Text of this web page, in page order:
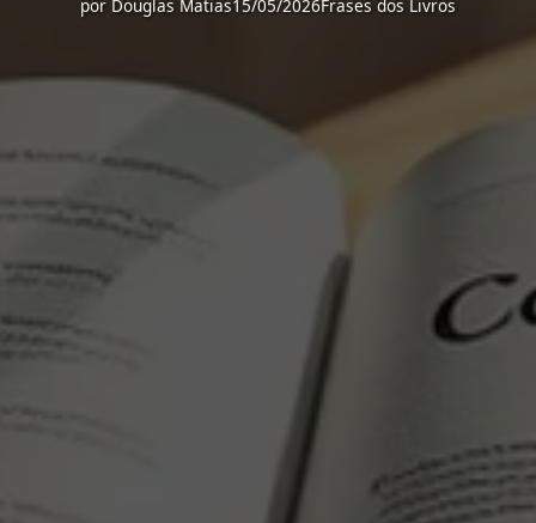
por Douglas Matias15/05/2026Frases dos Livros